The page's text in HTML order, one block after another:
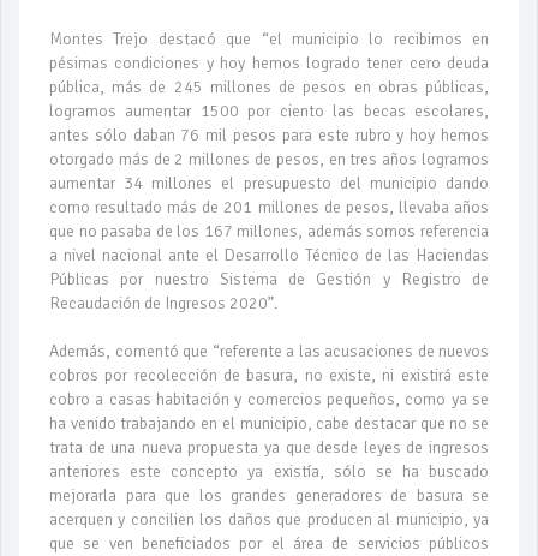
Montes Trejo destacó que “el municipio lo recibimos en
pésimas condiciones y hoy hemos logrado tener cero deuda
pública, más de 245 millones de pesos en obras públicas,
logramos aumentar 1500 por ciento las becas escolares,
antes sólo daban 76 mil pesos para este rubro y hoy hemos
otorgado más de 2 millones de pesos, en tres años logramos
aumentar 34 millones el presupuesto del municipio dando
como resultado más de 201 millones de pesos, llevaba años
que no pasaba de los 167 millones, además somos referencia
a nivel nacional ante el Desarrollo Técnico de las Haciendas
Públicas por nuestro Sistema de Gestión y Registro de
Recaudación de Ingresos 2020”.
Además, comentó que “referente a las acusaciones de nuevos
cobros por recolección de basura, no existe, ni existirá este
cobro a casas habitación y comercios pequeños, como ya se
ha venido trabajando en el municipio, cabe destacar que no se
trata de una nueva propuesta ya que desde leyes de ingresos
anteriores este concepto ya existía, sólo se ha buscado
mejorarla para que los grandes generadores de basura se
acerquen y concilien los daños que producen al municipio, ya
que se ven beneficiados por el área de servicios públicos